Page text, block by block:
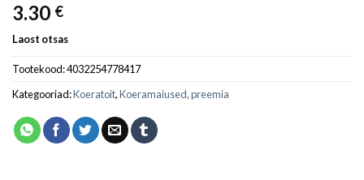
3.30 €
Laost otsas
Tootekood:4032254778417
Kategooriad:Koeratoit,Koeramaiused, preemia